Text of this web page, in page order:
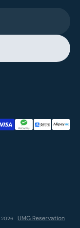
2026
UMG Reservation